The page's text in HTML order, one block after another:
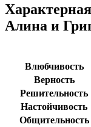
Алина и
Влюбчивость
Верность
Решительность
Настойчивость
Общительность